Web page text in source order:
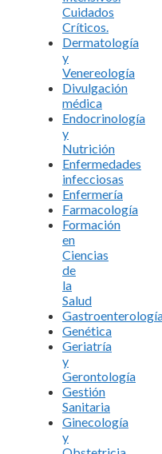
Cuidados
Críticos.
Dermatología
y
Venereología
Divulgación
médica
Endocrinología
y
Nutrición
Enfermedades
infecciosas
Enfermería
Farmacología
Formación
en
Ciencias
de
la
Salud
Genética
Geriatría
y
Gerontología
Gestión
Sanitaria
Ginecología
y